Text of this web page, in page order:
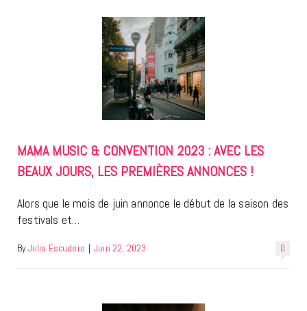
MAMA MUSIC & CONVENTION 2023 : AVEC LES
BEAUX JOURS, LES PREMIÈRES ANNONCES !
Alors que le mois de juin annonce le début de la saison des
festivals et…
0
By Julia Escudero | Juin 22, 2023